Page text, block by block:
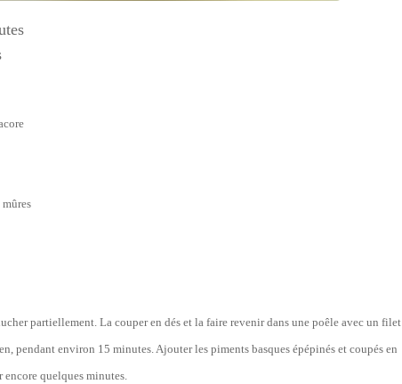
partiellement. La couper en dés et la faire revenir dans une poêle avec un filet
pendant environ 15 minutes. Ajouter les piments basques épépinés et coupés en
quelques minutes.